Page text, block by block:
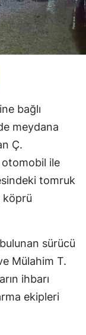
bağlı
meydana
Ç.
ile
tomruk
köprü
sürücü
Mülahim T.
ihbarı
ekipleri